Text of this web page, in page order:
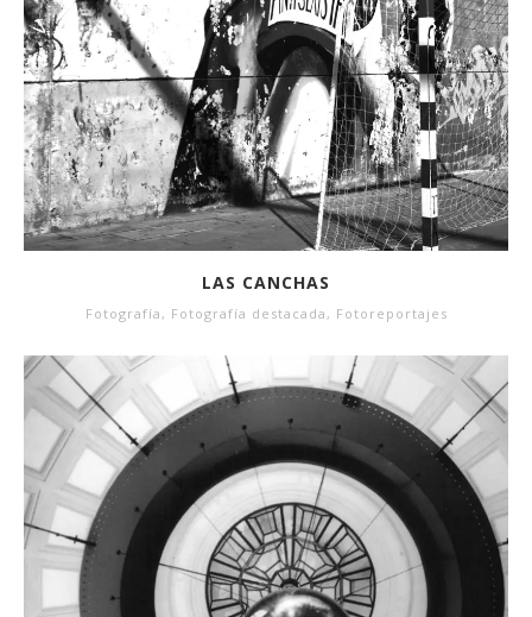
LAS CANCHAS
Fotografía , Fotografía destacada , Fotoreportajes